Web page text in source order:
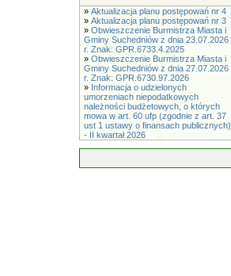
» Aktualizacja planu postępowań nr 4
» Aktualizacja planu postępowań nr 3
» Obwieszczenie Burmistrza Miasta i
Gminy Suchedniów z dnia 23.07.2026
r. Znak: GPR.6733.4.2025
» Obwieszczenie Burmistrza Miasta i
Gminy Suchedniów z dnia 27.07.2026
r. Znak: GPR.6730.97.2026
» Informacja o udzielonych
umorzeniach niepodatkowych
należności budżetowych, o których
mowa w art. 60 ufp (zgodnie z art. 37
ust 1 ustawy o finansach publicznych)
- II kwartał 2026